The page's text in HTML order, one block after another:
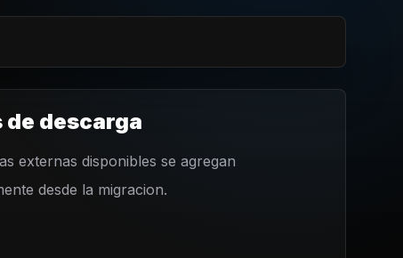
de descarga
externas disponibles se agregan
desde la migracion.